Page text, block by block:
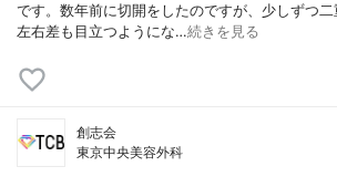
です。数年前に切開をしたのですが、少しずつ二
左右差も目立つようにな…続きを見る
創志会
東京中央美容外科